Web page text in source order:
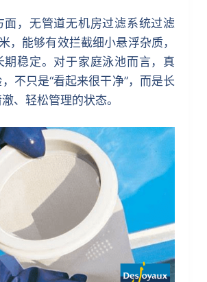
面，无管道无机房过滤系统过滤
，能够有效拦截细小悬浮杂质，
期稳定。对于家庭泳池而言，真
不只是“看起来很干净”，而是长
、轻松管理的状态。